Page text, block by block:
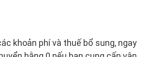
khoản phí và thuế bổ sung, ngay